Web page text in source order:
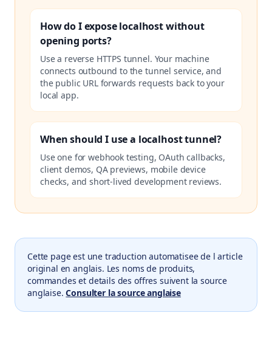
How do I expose localhost without
opening ports?
Use a reverse HTTPS tunnel. Your machine
connects outbound to the tunnel service, and
the public URL forwards requests back to your
local app.
When should I use a localhost tunnel?
Use one for webhook testing, OAuth callbacks,
client demos, QA previews, mobile device
checks, and short-lived development reviews.
Cette page est une traduction automatisee de l article
original en anglais. Les noms de produits,
commandes et details des offres suivent la source
anglaise. Consulter la source anglaise